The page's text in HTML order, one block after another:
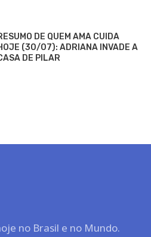
DE QUEM AMA CUIDA
(30/07): ADRIANA INVADE A
DE PILAR
no Brasil e no Mundo.